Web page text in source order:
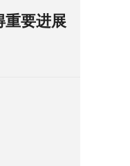
重要进展